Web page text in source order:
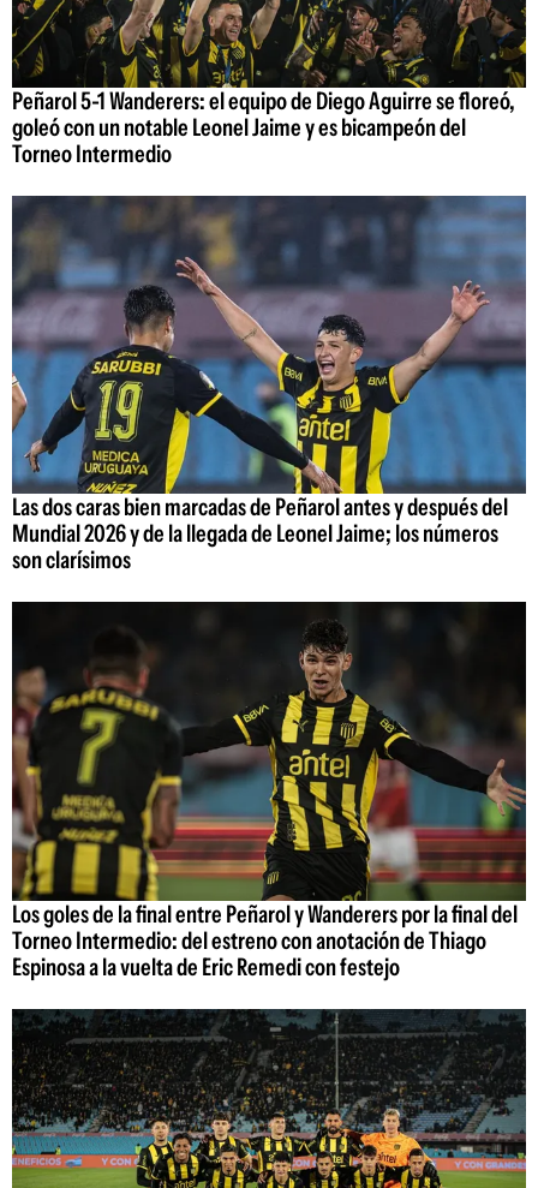
Peñarol 5-1 Wanderers: el equipo de Diego Aguirre se floreó,
goleó con un notable Leonel Jaime y es bicampeón del
Torneo Intermedio
Las dos caras bien marcadas de Peñarol antes y después del
Mundial 2026 y de la llegada de Leonel Jaime; los números
son clarísimos
Los goles de la final entre Peñarol y Wanderers por la final del
Torneo Intermedio: del estreno con anotación de Thiago
Espinosa a la vuelta de Eric Remedi con festejo